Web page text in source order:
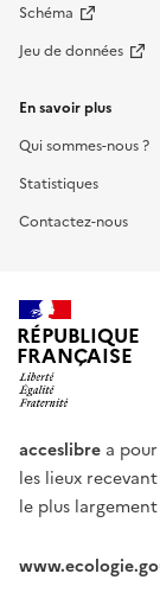
Schéma
Jeu de données
En savoir plus
Qui sommes-nous ?
Statistiques
Contactez-nous
RÉPUBLIQUE
FRANÇAISE
acceslibre a
les lieux
le plus